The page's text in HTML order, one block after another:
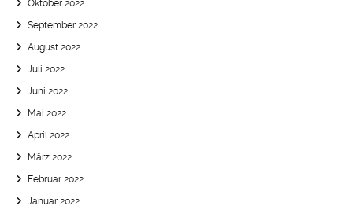
Oktober 2022
September 2022
August 2022
Juli 2022
Juni 2022
Mai 2022
April 2022
März 2022
Februar 2022
Januar 2022